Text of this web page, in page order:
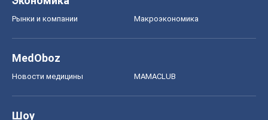
Рынки и компании Mакроэкономика
MedOboz
Новости медицины MAMACLUB
Шоу